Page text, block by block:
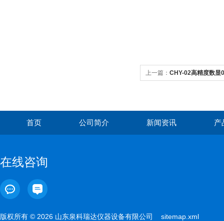
上一篇： CHY-02高精度数显
首页 公司简介 新闻资讯 产
在线咨询
版权所有 © 2026 山东泉科瑞达仪器设备有限公司 sitemap.xml